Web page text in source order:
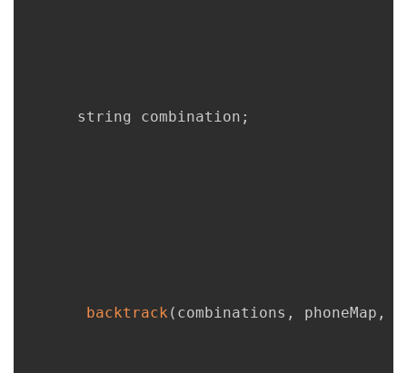
      string combination
;
backtrack ( combinations , phoneMap ,